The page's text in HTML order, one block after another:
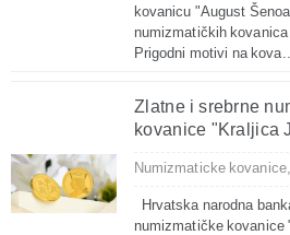
kovanicu "August
numizmatičkih
Prigodni motivi na
Zlatne i srebrne
kovanice "Kraljica
Numizmaticke kovanice,
Hrvatska narodna
numizmatičke kovanice